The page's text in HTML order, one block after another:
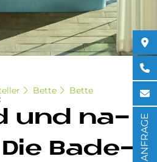
Bette Bette
und na­
Ba­de­ ANFRAGE